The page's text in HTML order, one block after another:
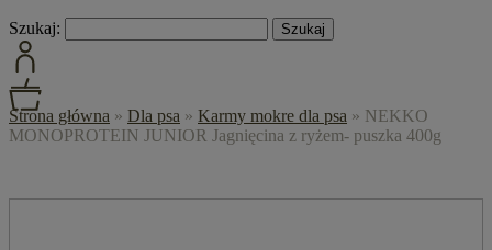
Szukaj:
Strona główna » Dla psa » Karmy mokre dla psa » NEKKO
MONOPROTEIN JUNIOR Jagnięcina z ryżem- puszka 400g